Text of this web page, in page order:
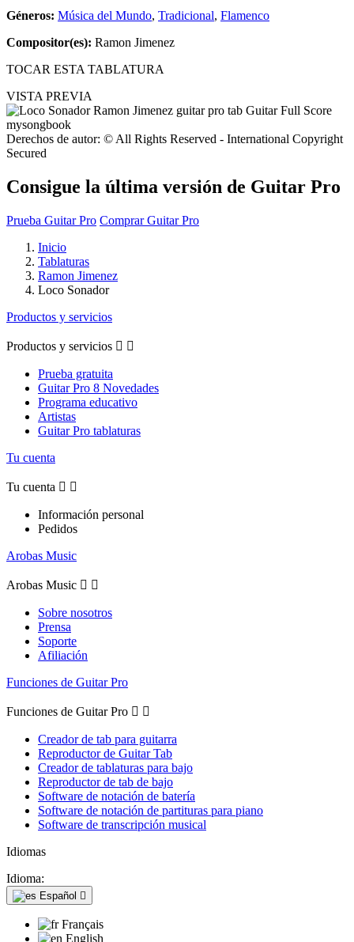
Géneros: Música del Mundo, Tradicional, Flamenco
Compositor(es): Ramon Jimenez
TOCAR ESTA TABLATURA
VISTA PREVIA
Derechos de autor: © All Rights Reserved - International Copyright
Secured
Consigue la última versión de Guitar Pro
Prueba Guitar Pro Comprar Guitar Pro
Inicio
Tablaturas
Ramon Jimenez
Loco Sonador
Productos y servicios
Productos y servicios  
Prueba gratuita
Guitar Pro 8 Novedades
Programa educativo
Artistas
Guitar Pro tablaturas
Tu cuenta
Tu cuenta  
Información personal
Pedidos
Arobas Music
Arobas Music  
Sobre nosotros
Prensa
Soporte
Afiliación
Funciones de Guitar Pro
Funciones de Guitar Pro  
Creador de tab para guitarra
Reproductor de Guitar Tab
Creador de tablaturas para bajo
Reproductor de tab de bajo
Software de notación de batería
Software de notación de partituras para piano
Software de transcripción musical
Idiomas
Idioma:
Español 
Français
English